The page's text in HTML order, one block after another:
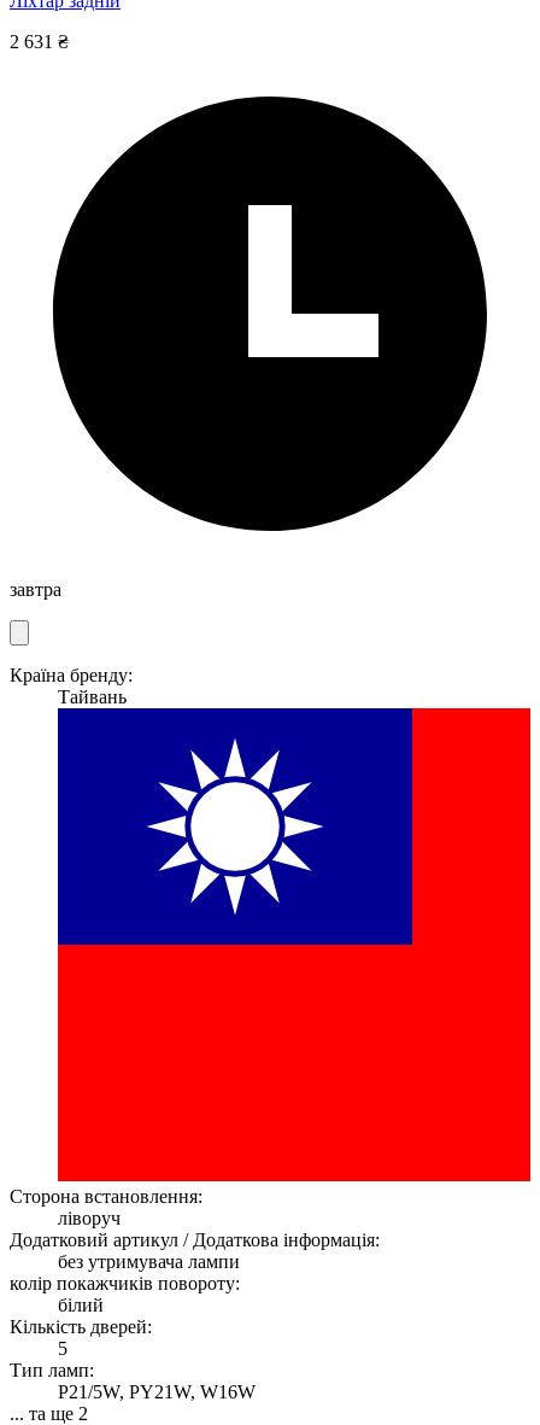
2 631 ₴
завтра
Країна бренду:
Тайвань
Сторона встановлення:
ліворуч
Додатковий артикул / Додаткова інформація:
без утримувача лампи
колір покажчиків повороту:
білий
Кількість дверей:
5
Тип ламп:
P21/5W, PY21W, W16W
... та ще 2